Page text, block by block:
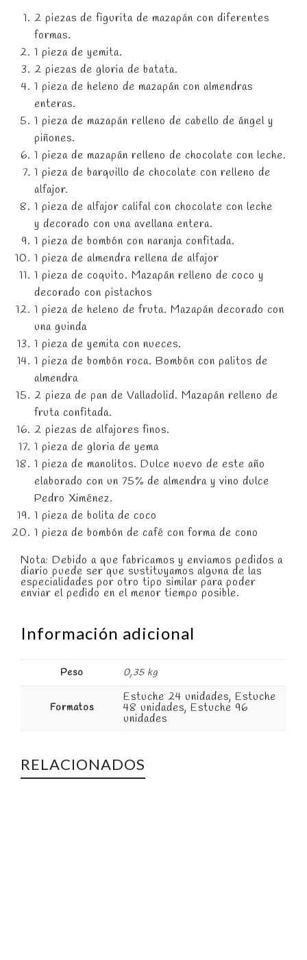
2 piezas de figurita de mazapán con diferentes
formas.
1 pieza de yemita.
2 piezas de gloria de batata.
1 pieza de heleno de mazapán con almendras
enteras.
1 pieza de mazapán relleno de cabello de ángel y
piñones.
1 pieza de mazapán relleno de chocolate con leche.
1 pieza de barquillo de chocolate con relleno de
alfajor.
1 pieza de alfajor califal con chocolate con leche
y decorado con una avellana entera.
1 pieza de bombón con naranja confitada.
1 pieza de almendra rellena de alfajor
1 pieza de coquito. Mazapán relleno de coco y
decorado con pistachos
1 pieza de heleno de fruta. Mazapán decorado con
una guinda
1 pieza de yemita con nueces.
1 pieza de bombón roca. Bombón con palitos de
almendra
2 pieza de pan de Valladolid. Mazapán relleno de
fruta confitada.
2 piezas de alfajores finos.
1 pieza de gloria de yema
1 pieza de manolitos. Dulce nuevo de este año
elaborado con un 75% de almendra y vino dulce
Pedro Ximénez.
1 pieza de bolita de coco
1 pieza de bombón de café con forma de cono
Nota: Debido a que fabricamos y enviamos pedidos a
diario puede ser que sustituyamos alguna de las
especialidades por otro tipo similar para poder
enviar el pedido en el menor tiempo posible.
Información adicional
Peso 0,35 kg
Formatos
Estuche 24 unidades, Estuche
48 unidades, Estuche 96
unidades
RELACIONADOS